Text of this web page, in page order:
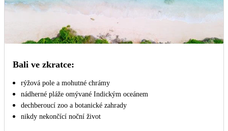
Bali ve zkratce:
rýžová pole a mohutné chrámy
nádherné pláže omývané Indickým oceánem
dechberoucí zoo a botanické zahrady
nikdy nekončící noční život